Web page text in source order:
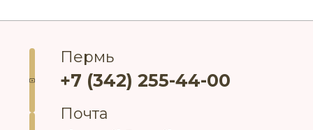
Пермь
+7 (342) 255-44-00
Почта